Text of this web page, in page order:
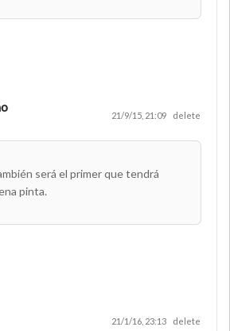
21/9/15, 21:09 delete
será el primer que tendrá
pinta.
21/1/16, 23:13 delete